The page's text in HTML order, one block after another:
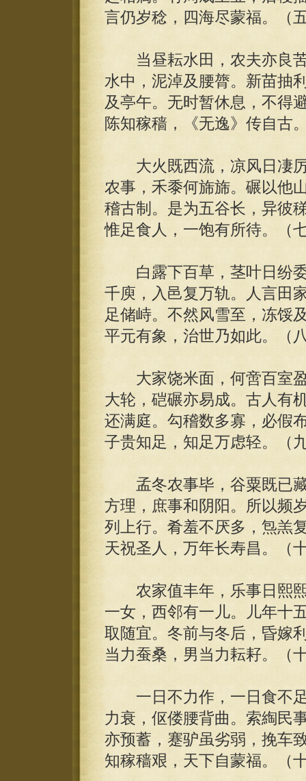
言仍岁稔，四海尽蒙福。（
当昼耘水田，农夫亦良苦
水中，泥淖及腰膂。新苗抽
及亭午。无时暂休息，不得
陈知稼穑，《无逸》传自古
大火既西流，凉风日凄厉
农事，禾黍何旆旆。碾以他
稽古制。是为五谷长，异彼
惟足食人，一饱有所待。（
白露下百草，茎叶日纷委
千庾，入邑复万轨。人言田
足储峙。不然风雪至，冻馁
平元有象，治世乃如此。（
大家饶米面，何啻百室盈
大轮，硙碾亦易成。古人有
还满庭。勾稽数多寡，必假
子贵知足，知足万虑轻。（
孟冬农事毕，谷粟既已藏
方理，庶事和阴阳。所以频
列上行。肴羞不厌多，炰羔
天祝圣人，万年长寿昌。（
农家值丰年，乐事日熙熙
一女，西邻有一儿。儿年十
取随宜。冬前与冬后，昏嫁
当力蚕桑，男当力耘耔。（
一日不力作，一日食不足
力衰，伛偻腰背曲。索綯民
亦预蓄，蹇驴虽劣弱，挽车
知稼穑艰，天下自蒙福。（